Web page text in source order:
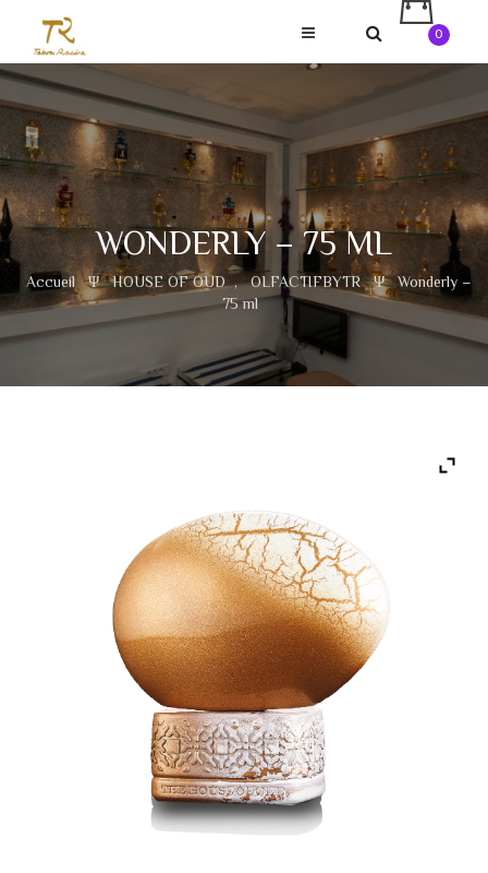
0
WONDERLY – 75 ML
Accueil Ψ HOUSE OF OUD , OLFACTIFBYTR Ψ Wonderly –
75 ml